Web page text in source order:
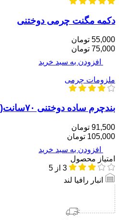
دکمه مگنت چرمی دوختنی
55,000 تومان
75,000 تومان
افزودن به سبد خرید
ملزومات چرمی
بندچرم ساده دوختنی ۷۰سانت(جفت)
91,500 تومان
105,000 تومان
افزودن به سبد خرید
امتیاز محصول
3 از 5
انبار رافیا لند